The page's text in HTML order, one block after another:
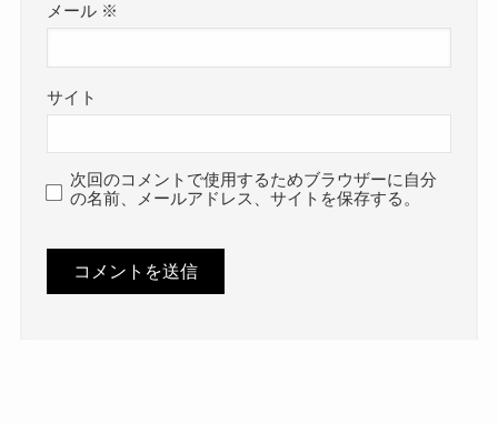
メール ※
サイト
次回のコメントで使用するためブラウザーに自分
の名前、メールアドレス、サイトを保存する。